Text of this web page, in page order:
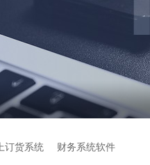
订货系统 财务系统软件